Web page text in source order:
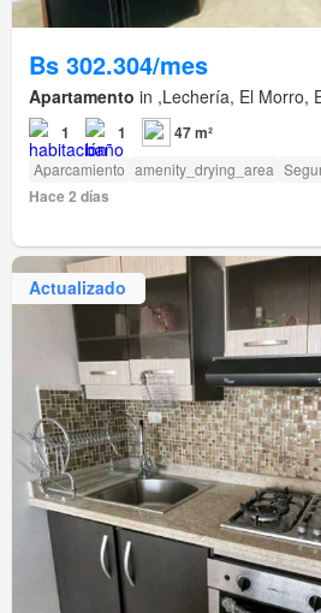
Bs 302.304/mes
Apartamento in ,Lechería, El Morro,
1 1 47 m²
Aparcamiento amenity_drying_area
Hace 2 días
Actualizado